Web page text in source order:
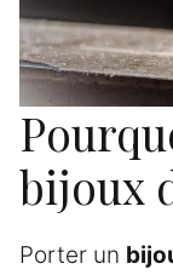
bijoux
Porter un